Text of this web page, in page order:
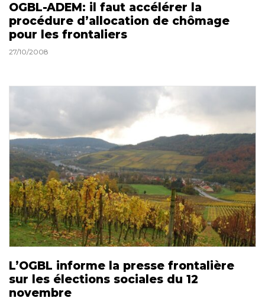
OGBL-ADEM: il faut accélérer la
procédure d’allocation de chômage
pour les frontaliers
27/10/2008
L’OGBL informe la presse frontalière
sur les élections sociales du 12
novembre